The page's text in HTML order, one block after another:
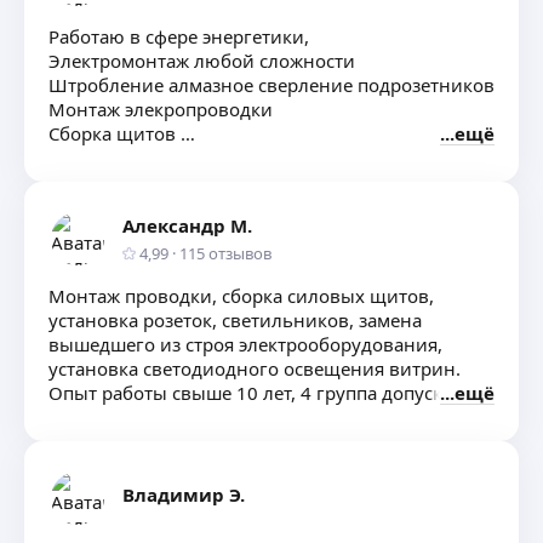
Работаю в сфере энергетики,
Электромонтаж любой сложности
Штробление алмазное сверление подрозетников
Монтаж элекропроводки
Сборка щитов
Подключение бытовой техники
Монтаж LEDполсветок любой сложности
протечек воды
Изготовление монтаж электро гардин
ещё
Александр М.
4,99 · 115отзывов
Монтаж проводки, сборка силовых щитов,
установка розеток, светильников, замена
вышедшего из строя электрооборудования,
установка светодиодного освещения витрин.
Опыт работы свыше 10 лет, 4 группа допускаещё
Владимир Э.